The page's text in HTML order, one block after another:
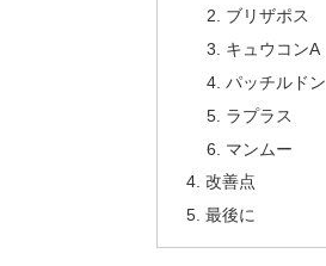
ブリザポス
キュウコンA
パッチルドン
ラプラス
マンムー
改善点
最後に